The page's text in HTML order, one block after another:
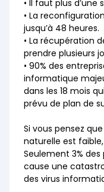
• Il faut plus d’une
• La
jusqu’à 48 heures.
• La récupération
prendre plusieurs
• 90% des
informatique
dans les 18 mois
prévu de plan de
Si vous pensez
naturelle est
Seulement 3%
cause une
des virus